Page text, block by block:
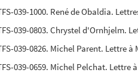
039-1000. René de Obaldia.
039-0803. Chrystel d'Ornhjelm.
039-0826. Michel Parent. Lettre
039-0659. Michel Pelchat. Lettre